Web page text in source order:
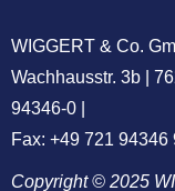
WIGGERT & Co.
Wachhausstr. 3b |
94346-0 |
Fax: +49 721 94346
Copyright © 2025